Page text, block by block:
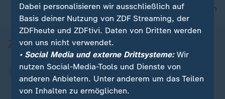
nach oben
Dabei personalisieren wir ausschließlich auf
Basis deiner Nutzung von ZDF Streaming, der
ZDFheute und ZDFtivi. Daten von Dritten werden
von uns nicht verwendet.
• Social Media und externe Drittsysteme:Wir
nutzen Social-Media-Tools und Dienste von
anderen Anbietern. Unter anderem um das Teilen
von Inhalten zu ermöglichen.